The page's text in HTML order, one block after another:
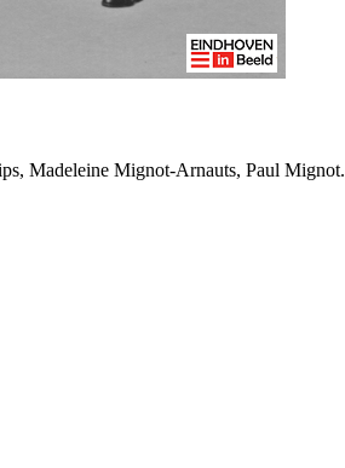
Madeleine Mignot-Arnauts, Paul Mignot.